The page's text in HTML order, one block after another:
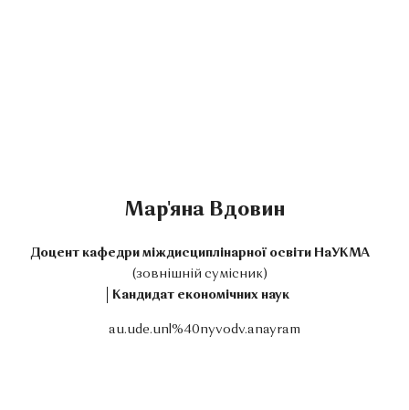
Мар'яна Вдовин
Доцент кафедри міждисциплінарної освіти НаУКМА
(зовнішній сумісник)
Кандидат економічних наук
au.ude.unl%40nyvodv.anayram